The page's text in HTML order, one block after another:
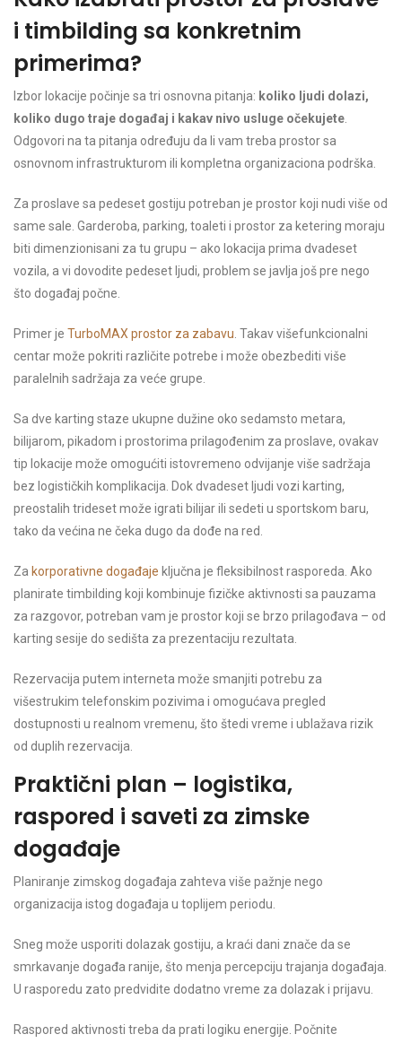
i timbilding sa konkretnim
primerima?
Izbor lokacije počinje sa tri osnovna pitanja: koliko ljudi dolazi,
koliko dugo traje događaj i kakav nivo usluge očekujete
Odgovori na ta pitanja određuju da li vam treba prostor sa
osnovnom infrastrukturom ili kompletna organizaciona podrška.
Za proslave sa pedeset gostiju potreban je prostor koji nudi više od
same sale. Garderoba, parking, toaleti i prostor za ketering moraju
biti dimenzionisani za tu grupu – ako lokacija prima dvadeset
vozila, a vi dovodite pedeset ljudi, problem se javlja još pre nego
što događaj počne.
Primer je TurboMAX prostor za zabavu . Takav višefunkcionalni
centar može pokriti različite potrebe i može obezbediti više
paralelnih sadržaja za veće grupe.
Sa dve karting staze ukupne dužine oko sedamsto metara,
bilijarom, pikadom i prostorima prilagođenim za proslave, ovakav
tip lokacije može omogućiti istovremeno odvijanje više sadržaja
bez logističkih komplikacija. Dok dvadeset ljudi vozi karting,
preostalih trideset može igrati bilijar ili sedeti u sportskom baru,
tako da većina ne čeka dugo da dođe na red.
Za korporativne događaje ključna je fleksibilnost rasporeda. Ako
planirate timbilding koji kombinuje fizičke aktivnosti sa pauzama
za razgovor, potreban vam je prostor koji se brzo prilagođava – od
karting sesije do sedišta za prezentaciju rezultata.
Rezervacija putem interneta može smanjiti potrebu za
višestrukim telefonskim pozivima i omogućava pregled
dostupnosti u realnom vremenu, što štedi vreme i ublažava rizik
od duplih rezervacija.
Praktični plan – logistika,
raspored i saveti za zimske
događaje
Planiranje zimskog događaja zahteva više pažnje nego
organizacija istog događaja u toplijem periodu.
Sneg može usporiti dolazak gostiju, a kraći dani znače da se
smrkavanje događa ranije, što menja percepciju trajanja događaja.
U rasporedu zato predvidite dodatno vreme za dolazak i prijavu.
Raspored aktivnosti treba da prati logiku energije. Počnite